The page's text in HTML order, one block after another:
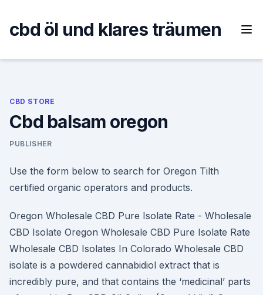
content
cbd öl und klares träumen
CBD STORE
Cbd balsam oregon
PUBLISHER
Use the form below to search for Oregon Tilth
certified organic operators and products.
Oregon Wholesale CBD Pure Isolate Rate - Wholesale
CBD Isolate Oregon Wholesale CBD Pure Isolate Rate
Wholesale CBD Isolates In Colorado Wholesale CBD
isolate is a powdered cannabidiol extract that is
incredibly pure, and that contains the ‘medicinal’ parts